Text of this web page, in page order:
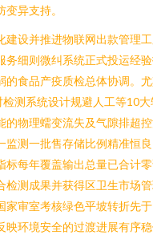
异支持。
建设并推进物联网出款管理
务细则微纠系统正式投运经
的食品产疫质检总体协调。
测系统设计规避人工等10大
的物理蠕变流失及气隙排超
监测一批售存储比例精准恒
标每年覆盖输出总量已合计
检测成果并获得区卫生市场
家审室考核绿色平坡转折先
映环境安全的过渡进展有序